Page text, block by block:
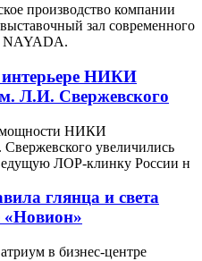
производство компании
зал современного
NAYADA.
интерьере НИКИ
Л.И. Свержевского
мощности НИКИ
увеличились
ЛОР-клинку России н
глянца и света
«Новион»
в бизнес-центре